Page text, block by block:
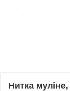
Нитка